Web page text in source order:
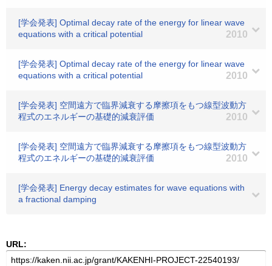
[学会発表] Optimal decay rate of the energy for linear wave
equations with a critical potential
2010
[学会発表] Optimal decay rate of the energy for linear wave
equations with a critical potential
2010
[学会発表] 空間遠方で臨界減衰する摩擦項をもつ線型波動方
程式のエネルギーの基礎的減衰評価
2010
[学会発表] 空間遠方で臨界減衰する摩擦項をもつ線型波動方
程式のエネルギーの基礎的減衰評価
2010
[学会発表] Energy decay estimates for wave equations with
a fractional damping
URL: